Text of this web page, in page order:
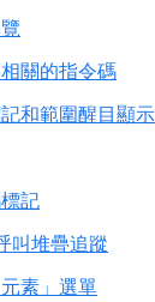
關的指令碼
和範圍醒目顯示
記
叫堆疊追蹤
素」選單